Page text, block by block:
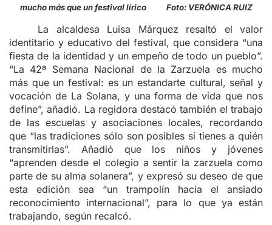
mucho más que un festival lírico Foto: VERÓNICA RUIZ
La alcaldesa Luisa Márquez resaltó el valor
identitario y educativo del festival, que considera “una
fiesta de la identidad y un empeño de todo un pueblo”.
“La 42ª Semana Nacional de la Zarzuela es mucho
más que un festival: es un estandarte cultural, señal y
vocación de La Solana, y una forma de vida que nos
define”, añadió. La regidora destacó también el trabajo
de las escuelas y asociaciones locales, recordando
que “las tradiciones sólo son posibles si tienes a quién
transmitirlas”. Añadió que los niños y jóvenes
“aprenden desde el colegio a sentir la zarzuela como
parte de su alma solanera”, y expresó su deseo de que
esta edición sea “un trampolín hacia el ansiado
reconocimiento internacional”, para lo que ya están
trabajando, según recalcó.